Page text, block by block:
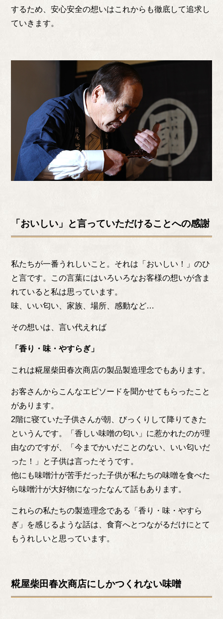
するため、安心安全の想いはこれからも徹底して追求し
ていきます。
「おいしい」と言っていただけることへの感謝
私たちが一番うれしいこと。それは「おいしい！」のひ
と言です。この言葉にはいろいろなお客様の想いが含ま
れていると私は思っています。
味、いい匂い、家族、場所、感動など…
その想いは、言い代えれば
「香り・味・やすらぎ」
これは糀屋柴田春次商店の製品製造理念でもあります。
お客さんからこんなエピソードを聞かせてもらったこと
があります。
2階に寝ていた子供さんが朝、びっくりして降りてきた
というんです。「香しい味噌の匂い」に惹かれたのが理
由なのですが、「今までかいだことのない、いい匂いだ
った！」と子供は言ったそうです。
他にも味噌汁が苦手だった子供が私たちの味噌を食べた
ら味噌汁が大好物になったなんて話もあります。
これらの私たちの製造理念である「香り・味・やすら
ぎ」を感じるような話は、食育へとつながるだけにとて
もうれしいと思っています。
糀屋柴田春次商店にしかつくれない味噌